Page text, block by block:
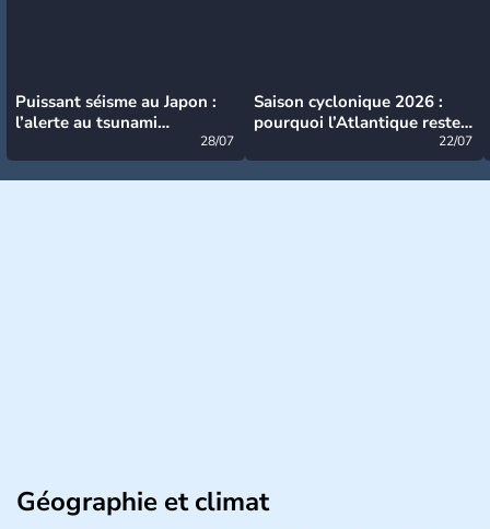
Puissant séisme au Japon :
l’alerte au tsunami
28/07
Saison cyclonique 2026 :
pourquoi l’Atlantique reste
22/07
Géographie et climat